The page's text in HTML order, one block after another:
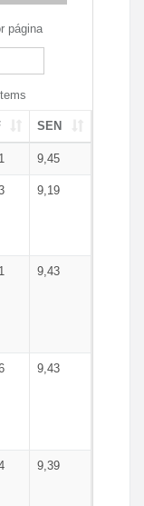
página
SEN
9,45
9,19
9,43
9,43
9,39